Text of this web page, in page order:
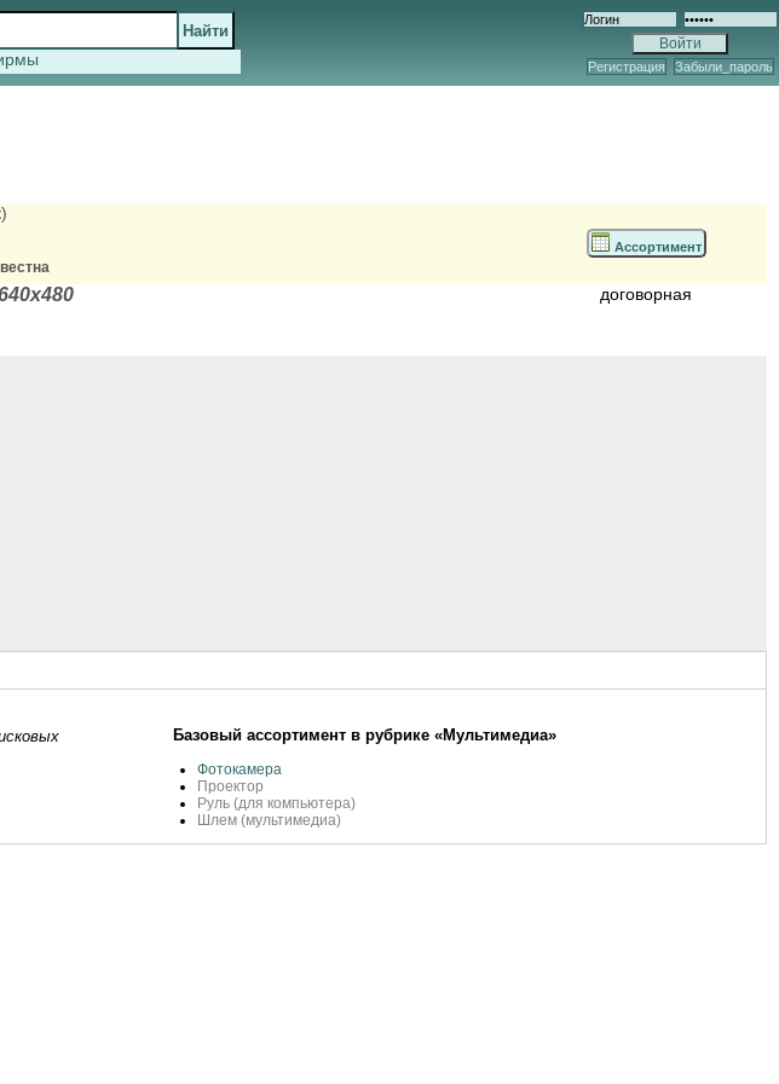
Регистрация Забыли_пароль
Ассортимент
договорная
Базовый ассортимент в рубрике «Мультимедиа»
Фотокамера
Проектор
Руль (для компьютера)
Шлем (мультимедиа)